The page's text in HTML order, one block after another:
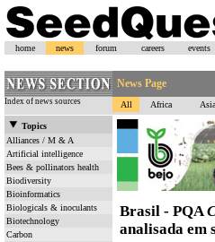
home news forum careers events
News Page
Index of news sources All Africa
Topics
Alliances / M & A
Artificial intelligence
Bees & pollinators health
Biodiversity
Bioinformatics
Biologicals & inoculants
Biotechnology
Carbon
Brasil - PQA
analisada em